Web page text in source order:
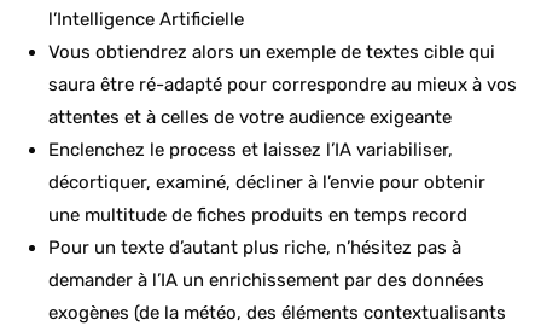
l’Intelligence Artificielle
Vous obtiendrez alors un exemple de textes cible qui
saura être ré-adapté pour correspondre au mieux à vos
attentes et à celles de votre audience exigeante
Enclenchez le process et laissez l’IA variabiliser,
décortiquer, examiné, décliner à l’envie pour obtenir
une multitude de fiches produits en temps record
Pour un texte d’autant plus riche, n’hésitez pas à
demander à l’IA un enrichissement par des données
exogènes (de la météo, des éléments contextualisants